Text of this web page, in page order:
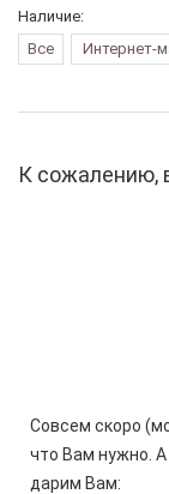
Наличие:
Все
Интернет-
К сожалению,
Совсем скоро
что Вам нужно.
дарим Вам: